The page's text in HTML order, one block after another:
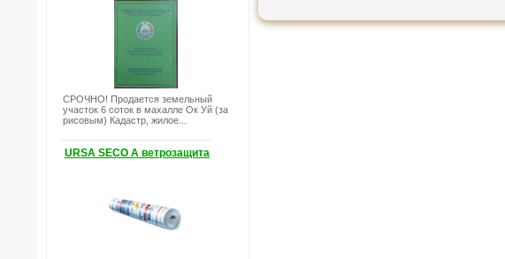
СРОЧНО! Продается земельный
участок 6 соток в махалле Ок Уй (за
рисовым) Кадастр, жилое...
URSA SECO A ветрозащита